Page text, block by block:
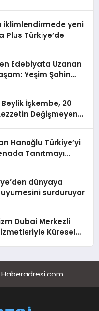
iklimlendirmede yeni
Plus Türkiye’de
Edebiyata Uzanan
Yeşim Şahin
İşkembe, 20
Değişmeyen
Hanoğlu Türkiye’yi
Tanıtmayı
dünyaya
sürdürüyor
Dubai Merkezli
Küresel